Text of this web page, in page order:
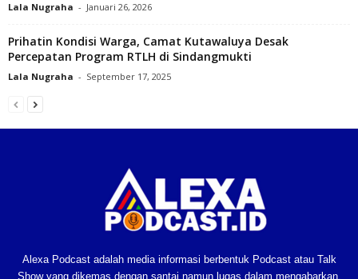
Lala Nugraha - Januari 26, 2026
Prihatin Kondisi Warga, Camat Kutawaluya Desak
Percepatan Program RTLH di Sindangmukti‎
Lala Nugraha - September 17, 2025
Alexa Podcast adalah media informasi berbentuk Podcast atau Talk
Show yang dikemas dengan santai namun lugas dalam mengabarkan.